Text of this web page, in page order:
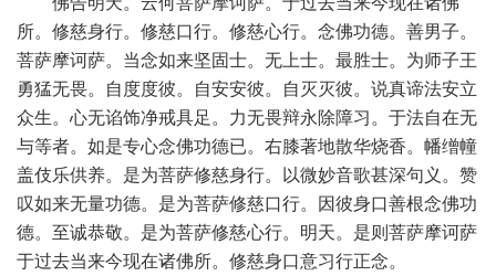
所。修慈身行。修慈口行。修慈心行。念佛功德。善男子。
菩萨摩诃萨。当念如来坚固士。无上士。最胜士。为师子王
勇猛无畏。自度度彼。自安安彼。自灭灭彼。说真谛法安立
众生。心无谄饰净戒具足。力无畏辩永除障习。于法自在无
与等者。如是专心念佛功德已。右膝著地散华烧香。幡缯幢
盖伎乐供养。是为菩萨修慈身行。以微妙音歌甚深句义。赞
叹如来无量功德。是为菩萨修慈口行。因彼身口善根念佛功
德。至诚恭敬。是为菩萨修慈心行。明天。是则菩萨摩诃萨
于过去当来今现在诸佛所。修慈身口意习行正念。